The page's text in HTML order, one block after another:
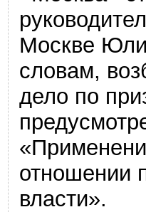
Москве
словам,
дело по
отношении
власти».